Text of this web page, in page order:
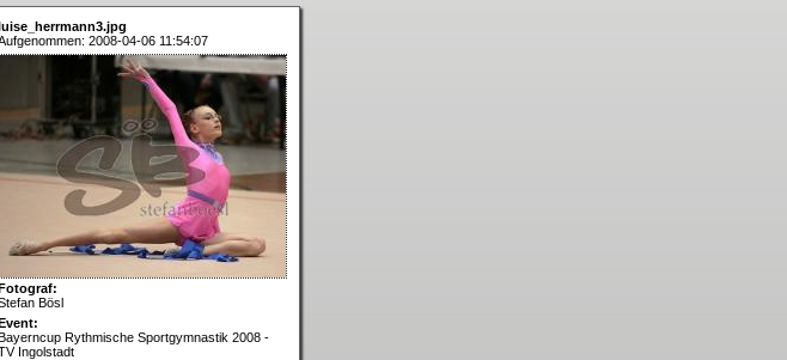
2008-04-06 11:54:07
Bösl
Rythmische Sportgymnastik 2008 -
Ingolstadt